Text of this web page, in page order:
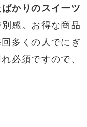
かりのスイーツ
感。お得な商品
多くの人でにぎ
必須ですので、